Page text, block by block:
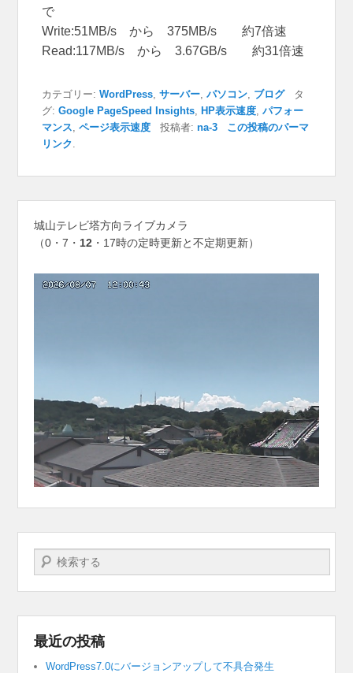
で
Write:51MB/s から 375MB/s 約7倍速
Read:117MB/s から 3.67GB/s 約31倍速
カテゴリー:WordPress,サーバー,パソコン, ブログタ
グ:Google PageSpeed Insights, HP表示速度,パフォー
マンス,ページ表示速度 投稿者:na-3
この投稿のパーマ
リンク.
城山テレビ塔方向ライブカメラ
（0・7・ 12 ・17時の定時更新と不定期更新）
検索する
最近の投稿
WordPress7.0にバージョンアップして不具合発生